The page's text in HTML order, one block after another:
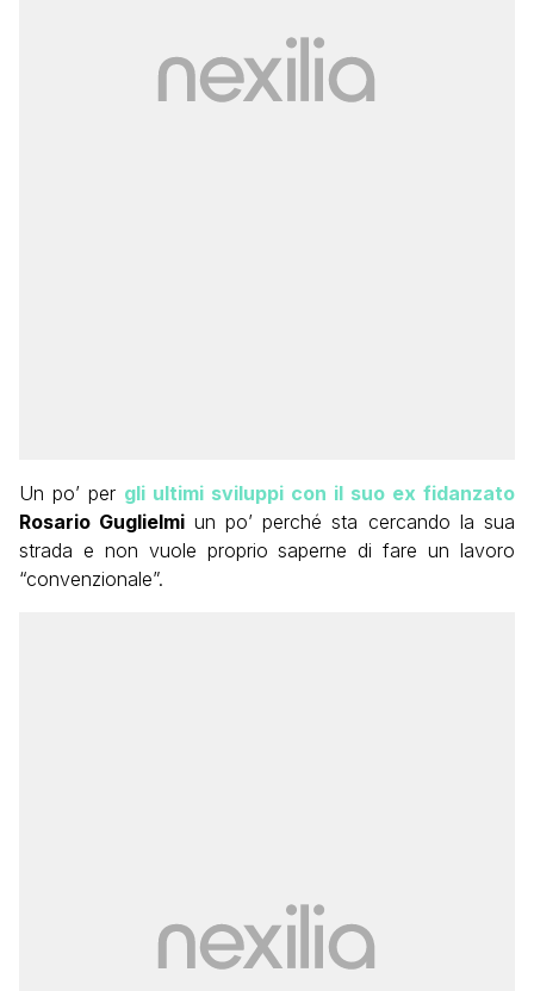
Un po’ per gli ultimi sviluppi con il suo ex fidanzato
Rosario Guglielmi un po’ perché sta cercando la sua
strada e non vuole proprio saperne di fare un lavoro
“convenzionale”.